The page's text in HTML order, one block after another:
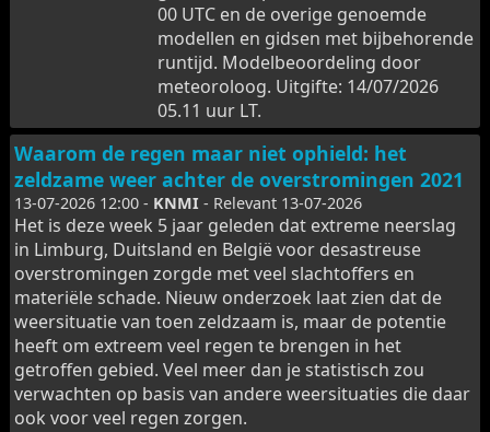
00 UTC en de overige genoemde
modellen en gidsen met bijbehorende
runtijd. Modelbeoordeling door
meteoroloog. Uitgifte: 14/07/2026
05.11 uur LT.
Waarom de regen maar niet ophield: het
zeldzame weer achter de overstromingen 2021
13-07-2026 12:00 - KNMI - Relevant 13-07-2026
Het is deze week 5 jaar geleden dat extreme neerslag
in Limburg, Duitsland en België voor desastreuse
overstromingen zorgde met veel slachtoffers en
materiële schade. Nieuw onderzoek laat zien dat de
weersituatie van toen zeldzaam is, maar de potentie
heeft om extreem veel regen te brengen in het
getroffen gebied. Veel meer dan je statistisch zou
verwachten op basis van andere weersituaties die daar
ook voor veel regen zorgen.